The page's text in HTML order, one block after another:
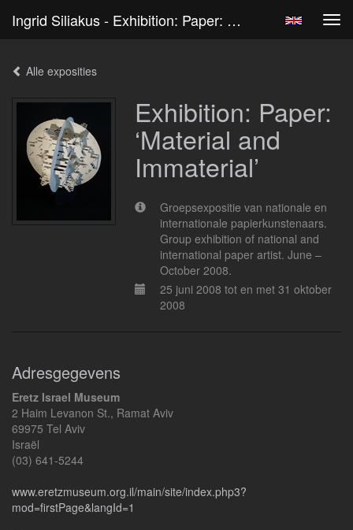
Ingrid Siliakus - Exhibition: Paper: ‘Material And Immaterial’
Alle exposities
Exhibition: Paper:
‘Material and
Immaterial’
Groepsexpositie van nationale en
internationale papierkunstenaars.
Group exhibition of national and
international paper artist. June –
October 2008.
25 juni 2008 tot en met 31 oktober
2008
Adresgegevens
Eretz Israel Museum
2 Haim Levanon St., Ramat Aviv
69975 Tel Aviv
Israël
(03) 641-5244
www.eretzmuseum.org.il/main/site/index.php3?
mod=firstPage&langId=1